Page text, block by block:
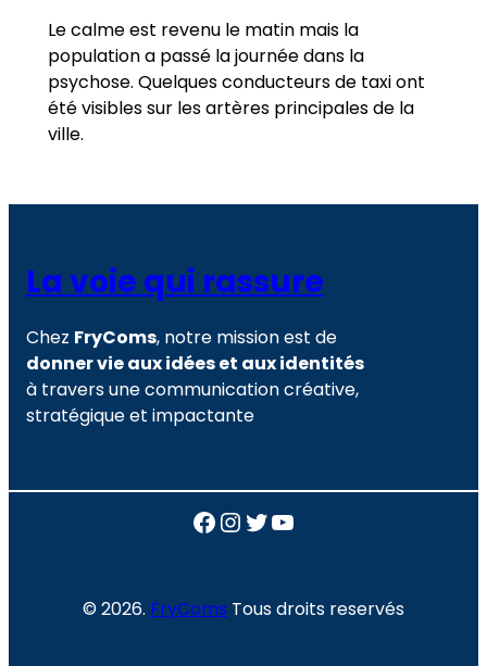
Le calme est revenu le matin mais la
population a passé la journée dans la
psychose. Quelques conducteurs de taxi ont
été visibles sur les artères principales de la
ville.
La voie qui rassure
Chez FryComs, notre mission est de
donner vie aux idées et aux identités
à travers une communication créative,
stratégique et impactante
Facebook
Instagram
Twitter
YouTube
© 2026. FryComs Tous droits reservés